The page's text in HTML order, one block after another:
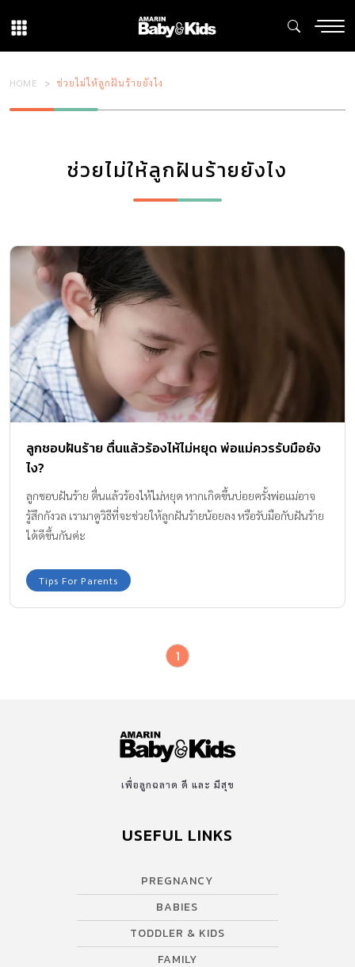
HOME ช่วยไม่ให้ลูกฝันร้ายยังไง
ช่วยไม่ให้ลูกฝันร้ายยังไง
ลูกชอบฝันร้าย ตื่นแล้วร้องไห้ไม่หยุด พ่อแม่ควรรับมือยัง
ไง?
ลูกชอบฝันร้าย ตื่นแล้วร้องไห้ไม่หยุด หากเกิดขึ้นบ่อยครั้งพ่อแม่อาจ
รู้สึกกังวล เรามาดูวิธีที่จะช่วยให้ลูกฝันร้ายน้อยลง หรือรับมือกับฝันร้าย
ได้ดีขึ้นกันค่ะ
Tips For Parents
1
เพื่อลูกฉลาด ดี และ มีสุข
USEFUL LINKS
PREGNANCY
BABIES
TODDLER & KIDS
FAMILY